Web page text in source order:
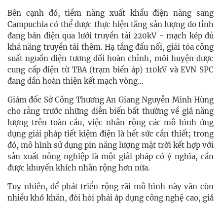
Bên cạnh đó, tiềm năng xuất khẩu điện năng sang
Campuchia có thể được thực hiện tăng sản lượng do tỉnh
đang bán điện qua lưới truyền tải 220kV - mạch kép đủ
khả năng truyền tải thêm. Hạ tầng đấu nối, giải tỏa công
suất nguồn điện tương đối hoàn chỉnh, mỗi huyện được
cung cấp điện từ TBA (trạm biến áp) 110kV và EVN SPC
đang dần hoàn thiện kết mạch vòng…
Giám đốc Sở Công Thương An Giang Nguyễn Minh Hùng
cho rằng trước những diễn biến bất thường về giá năng
lượng trên toàn cầu, việc nhân rộng các mô hình ứng
dụng giải pháp tiết kiệm điện là hết sức cần thiết; trong
đó, mô hình sử dụng pin năng lượng mặt trời kết hợp với
sản xuất nông nghiệp là một giải pháp có ý nghĩa, cần
được khuyến khích nhân rộng hơn nữa.
Tuy nhiên, để phát triển rộng rãi mô hình này vẫn còn
nhiều khó khăn, đòi hỏi phải áp dụng công nghệ cao, giá